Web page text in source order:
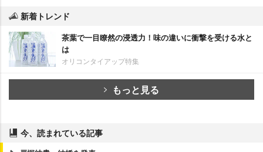
新着トレンド
茶葉で一目瞭然の浸透力！味の違いに衝撃を受ける水と
は
オリコンタイアップ特集
もっと見る
今、読まれている記事